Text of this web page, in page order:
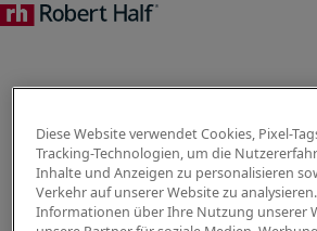
Diese Website verwendet Cookies, Pixel-
Tracking-Technologien, um die
Inhalte und Anzeigen zu personalisieren
Verkehr auf unserer Website zu
Informationen über Ihre Nutzung unserer